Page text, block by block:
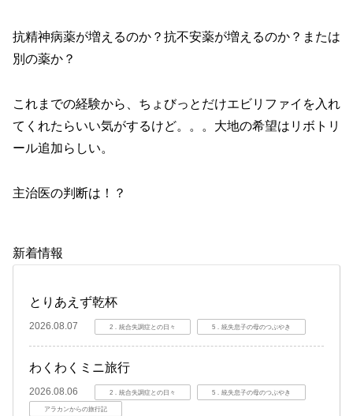
抗精神病薬が増えるのか？抗不安薬が増えるのか？または
別の薬か？
これまでの経験から、ちょびっとだけエビリファイを入れ
てくれたらいい気がするけど。。。大地の希望はリボトリ
ール追加らしい。
主治医の判断は！？
新着情報
とりあえず乾杯
2026.08.07 2．統合失調症との日々 5．統失息子の母のつぶやき
わくわくミニ旅行
2026.08.06 2．統合失調症との日々 5．統失息子の母のつぶやき
アラカンからの旅行記